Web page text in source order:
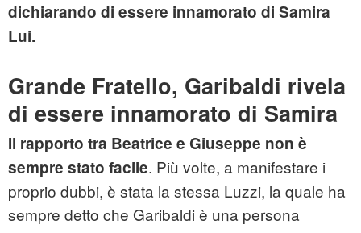
dichiarando di essere innamorato di Samira
Lui.
Grande Fratello, Garibaldi rivela
di essere innamorato di Samira
Il rapporto tra Beatrice e Giuseppe non è
sempre stato facile. Più volte, a manifestare i
proprio dubbi, è stata la stessa Luzzi, la quale ha
sempre detto che Garibaldi è una persona